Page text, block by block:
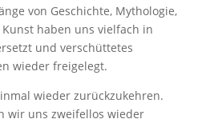
von Geschichte, Mythologie,
haben uns vielfach in
und verschüttetes
wieder freigelegt.
wieder zurückzukehren.
wir uns zweifellos wieder